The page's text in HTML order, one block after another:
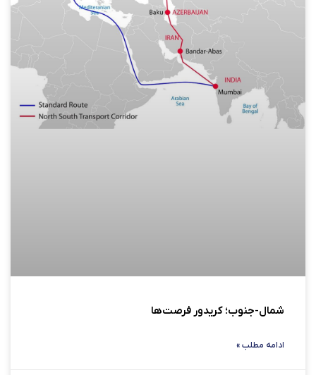
شمال-جنوب؛ کریدور فرصت‌ها
ادامه مطلب »